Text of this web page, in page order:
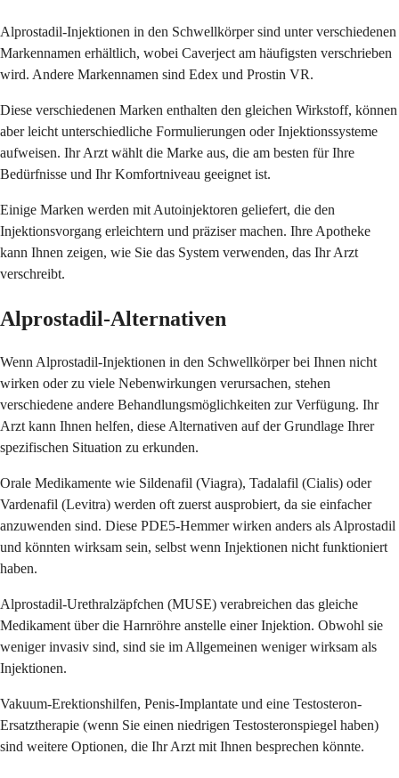
Alprostadil-Injektionen in den Schwellkörper sind unter verschiedenen
Markennamen erhältlich, wobei Caverject am häufigsten verschrieben
wird. Andere Markennamen sind Edex und Prostin VR.
Diese verschiedenen Marken enthalten den gleichen Wirkstoff, können
aber leicht unterschiedliche Formulierungen oder Injektionssysteme
aufweisen. Ihr Arzt wählt die Marke aus, die am besten für Ihre
Bedürfnisse und Ihr Komfortniveau geeignet ist.
Einige Marken werden mit Autoinjektoren geliefert, die den
Injektionsvorgang erleichtern und präziser machen. Ihre Apotheke
kann Ihnen zeigen, wie Sie das System verwenden, das Ihr Arzt
verschreibt.
Alprostadil-Alternativen
Wenn Alprostadil-Injektionen in den Schwellkörper bei Ihnen nicht
wirken oder zu viele Nebenwirkungen verursachen, stehen
verschiedene andere Behandlungsmöglichkeiten zur Verfügung. Ihr
Arzt kann Ihnen helfen, diese Alternativen auf der Grundlage Ihrer
spezifischen Situation zu erkunden.
Orale Medikamente wie Sildenafil (Viagra), Tadalafil (Cialis) oder
Vardenafil (Levitra) werden oft zuerst ausprobiert, da sie einfacher
anzuwenden sind. Diese PDE5-Hemmer wirken anders als Alprostadil
und könnten wirksam sein, selbst wenn Injektionen nicht funktioniert
haben.
Alprostadil-Urethralzäpfchen (MUSE) verabreichen das gleiche
Medikament über die Harnröhre anstelle einer Injektion. Obwohl sie
weniger invasiv sind, sind sie im Allgemeinen weniger wirksam als
Injektionen.
Vakuum-Erektionshilfen, Penis-Implantate und eine Testosteron-
Ersatztherapie (wenn Sie einen niedrigen Testosteronspiegel haben)
sind weitere Optionen, die Ihr Arzt mit Ihnen besprechen könnte.